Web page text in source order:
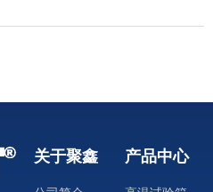
关于聚鑫 产品中心